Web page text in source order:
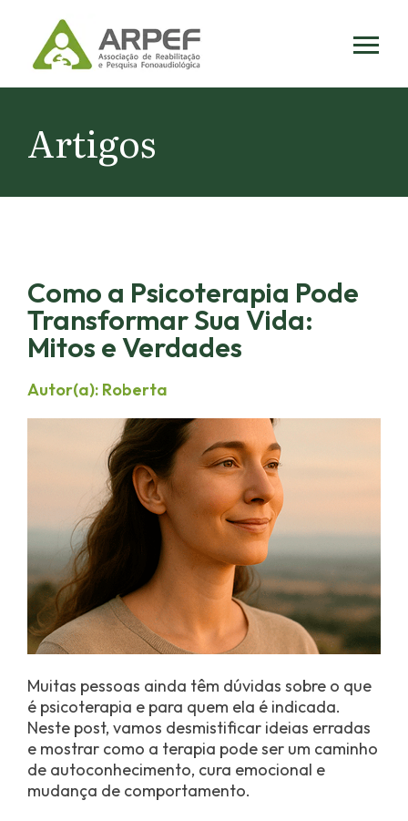
content
Artigos
Como a Psicoterapia Pode
Transformar Sua Vida:
Mitos e Verdades
Autor(a): Roberta
Muitas pessoas ainda têm dúvidas sobre o que
é psicoterapia e para quem ela é indicada.
Neste post, vamos desmistificar ideias erradas
e mostrar como a terapia pode ser um caminho
de autoconhecimento, cura emocional e
mudança de comportamento.